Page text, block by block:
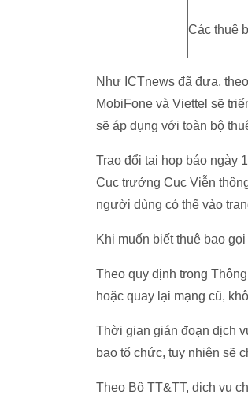
Các thuê
Như ICTnews đã đưa,
MobiFone và Viettel sẽ
sẽ áp dụng với toàn bộ
Trao đổi tại họp báo ngày
Cục trưởng Cục Viễn
người dùng có thể vào
Khi muốn biết thuê bao
Theo quy định trong
hoặc quay lại mạng cũ,
Thời gian gián đoạn dịch
bao tổ chức, tuy nhiên sẽ
Theo Bộ TT&TT, dịch vụ